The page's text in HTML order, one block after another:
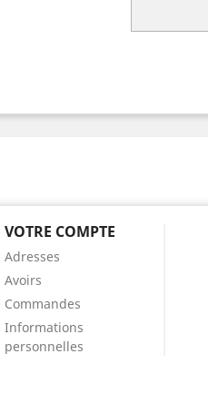
VOTRE COMPTE
Adresses
Avoirs
Commandes
Informations
personnelles